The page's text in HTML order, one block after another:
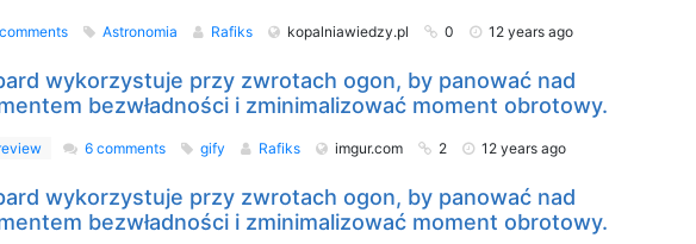
Astronomia Rafiks kopalniawiedzy.pl 0 12 years ago
wykorzystuje przy zwrotach ogon, by panować nad
bezwładności i zminimalizować moment obrotowy.
6 comments gify Rafiks imgur.com 2 12 years ago
wykorzystuje przy zwrotach ogon, by panować nad
bezwładności i zminimalizować moment obrotowy.